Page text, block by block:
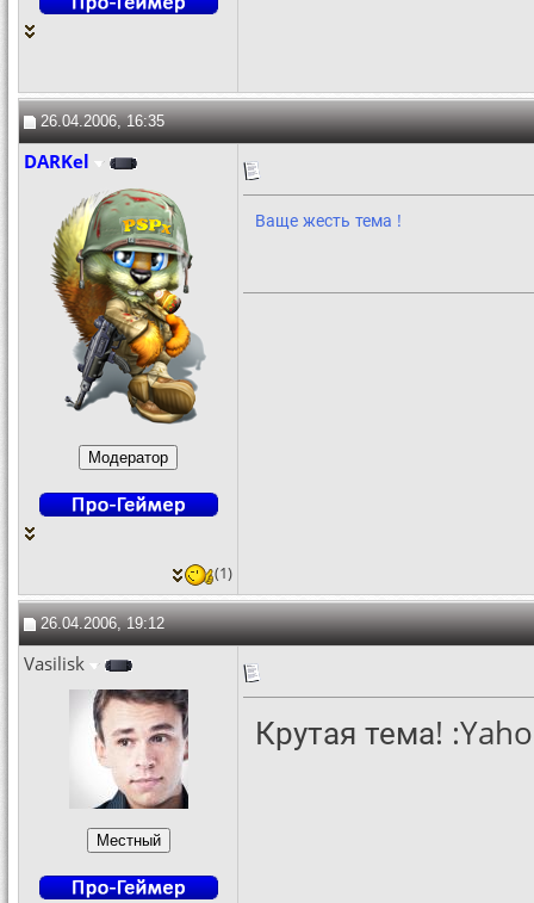
26.04.2006, 16:35
DARKel
Ваще жесть тема !
(1)
26.04.2006, 19:12
Vasilisk
Крутая тема!